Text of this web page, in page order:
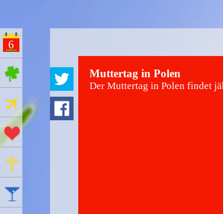
6
ges Feiertage
Ferien
Aktionstage
Muttertag in Polen
Der Muttertag in Polen findet